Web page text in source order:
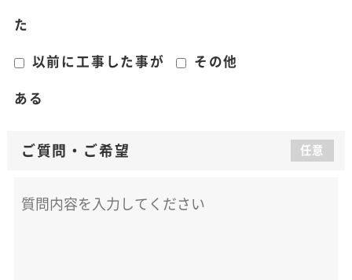
た
以前に工事した事が
ある
その他
ご質問 ・ ご希望 任意